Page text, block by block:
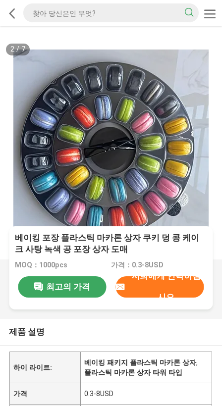
2/7
베이킹 포장 플라스틱 마카론 상자 쿠키 덩 콩 케이
크 사탕 녹색 공 포장 상자 도매
MOQ：1000pcs 가격：0.3-8USD
최고의 가격
저희에게 연락하십
시오
제품 설명
하이 라이트:
베이킹 패키지 플라스틱 마카론 상자,
플라스틱 마카론 상자 타워 타입
가격 0.3-8USD